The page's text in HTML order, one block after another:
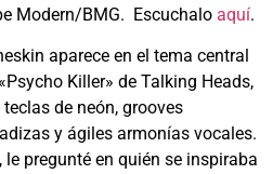
Modern/BMG. Escuchalo aquí.
aparece en el tema central
Killer» de Talking Heads,
de neón, grooves
y ágiles armonías vocales.
pregunté en quién se inspiraba